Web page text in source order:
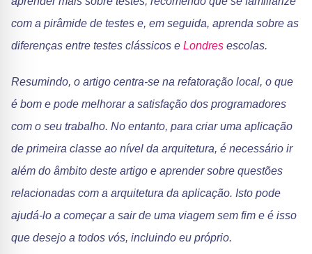
com a pirâmide de testes e, em seguida, aprenda sobre as
diferenças entre testes clássicos e Londres escolas.
Resumindo, o artigo centra-se na refatoração local, o que
é bom e pode melhorar a satisfação dos programadores
com o seu trabalho. No entanto, para criar uma aplicação
de primeira classe ao nível da arquitetura, é necessário ir
além do âmbito deste artigo e aprender sobre questões
relacionadas com a arquitetura da aplicação. Isto pode
ajudá-lo a começar a sair de uma viagem sem fim e é isso
que desejo a todos vós, incluindo eu próprio.